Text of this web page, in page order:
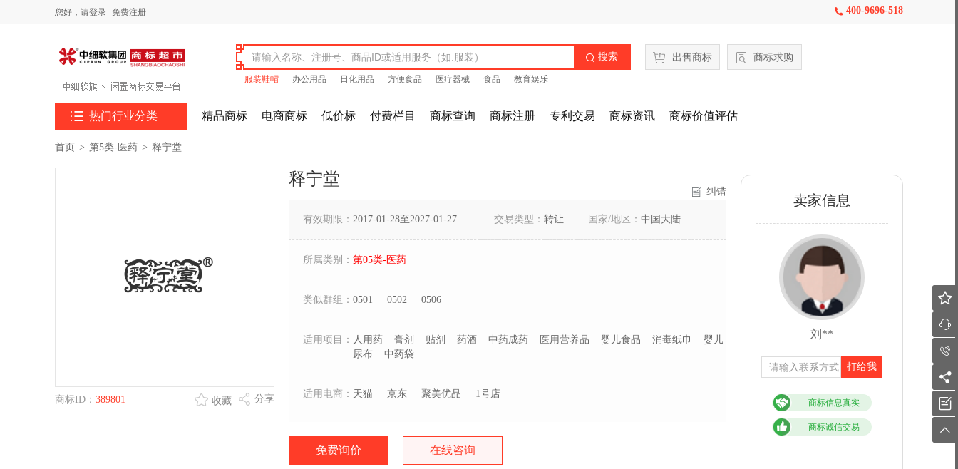
您好， 请登录 免费注册  400-9696-518
 搜索
服装鞋帽 办公用品 日化用品 方便食品 医疗器械 食品 教育娱乐
出售商标 商标求购
 热门行业分类 精品商标 电商商标 低价标 付费栏目 商标查询 商标注册 专利交易 商标资讯 商标价值评估
首页 > 第5类-医药 > 释宁堂
商标ID： 389801 分享
收藏
释宁堂
纠错
有效期限： 2017-01-28至2027-01-27 交易类型： 转让 国家/地区： 中国大陆
所属类别： 第05类-医药
类似群组： 0501 0502 0506
适用项目： 人用药 膏剂 贴剂 药酒 中药成药 医用营养品 婴儿食品 消毒纸巾
婴儿
尿布
中药袋
适用电商： 天猫 京东 聚美优品 1号店
免费询价 在线咨询
卖家信息
刘**
打给我
商标信息真实
商标诚信交易





